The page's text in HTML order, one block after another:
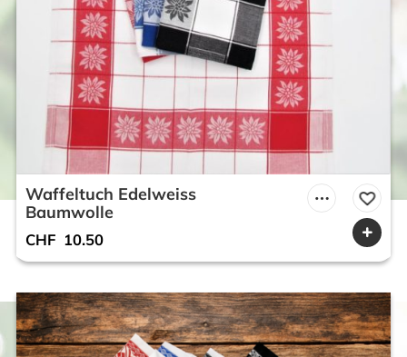
Waffeltuch Edelweiss
Baumwolle
CHF 10.50